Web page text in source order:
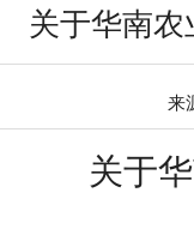
关于华南农
来
关于